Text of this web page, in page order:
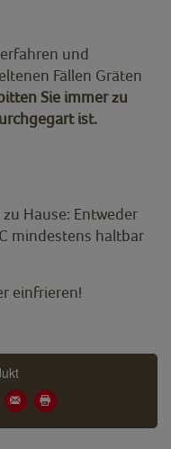
und
Fällen Gräten
Sie immer zu
ist.
Hause: Entweder
mindestens haltbar
einfrieren!